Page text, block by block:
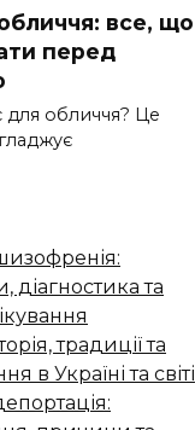
все, що
перед
обличчя? Це
діагностика та
традиції та
в Україні та світі